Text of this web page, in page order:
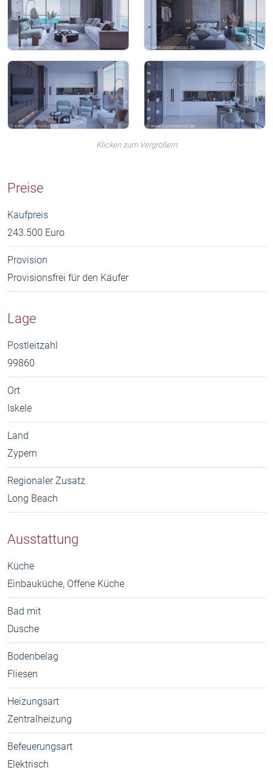
Klicken zum Vergrößern
Preise
Kaufpreis
243.500 Euro
Provision
Provisionsfrei für den Käufer
Lage
Postleitzahl
99860
Ort
Iskele
Land
Zypern
Regionaler Zusatz
Long Beach
Ausstattung
Küche
Einbauküche, Offene Küche
Bad mit
Dusche
Bodenbelag
Fliesen
Heizungsart
Zentralheizung
Befeuerungsart
Elektrisch